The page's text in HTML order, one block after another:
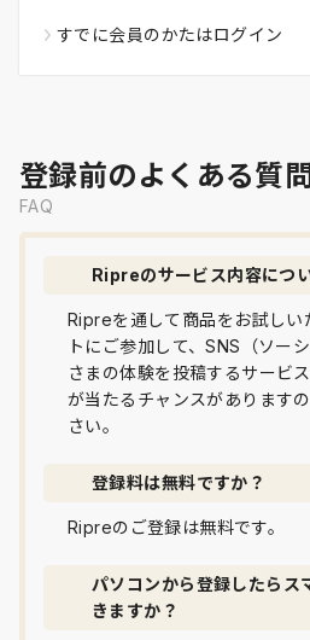
すでに会員のかたはログイン
登録前のよくある質問
FAQ
Ripreのサービス内容につ
Ripreを通して商品をお試しい
トにご参加して、SNS（ソー
さまの体験を投稿するサービ
が当たるチャンスがあります
さい。
登録料は無料ですか？
Ripreのご登録は無料です。
パソコンから登録したらス
きますか？